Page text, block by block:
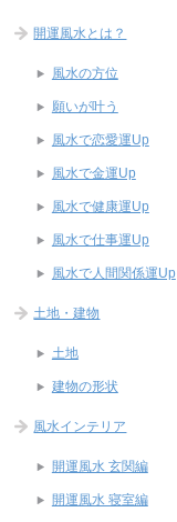
開運風水とは？
風水の方位
願いが叶う
風水で恋愛運Up
風水で金運Up
風水で健康運Up
風水で仕事運Up
風水で人間関係運Up
土地・建物
土地
建物の形状
風水インテリア
開運風水 玄関編
開運風水 寝室編